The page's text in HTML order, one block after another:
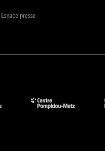
Espace presse